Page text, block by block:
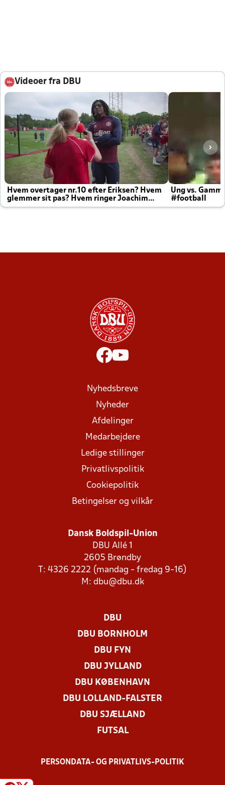
Videoer fra DBU
Hvem overtager nr.10 efter Eriksen? Hvem
glemmer sit pas? Hvem ringer Joachim
altid til efter kampe?
Ung vs.
#football
Nyhedsbreve
Nyheder
Afdelinger
Medarbejdere
Ledige stillinger
Privatlivspolitik
Cookiepolitik
Betingelser og vilkår
Dansk Boldspil-Union
DBU Allé 1
2605 Brøndby
T: 4326 2222 (mandag - fredag 9-16)
M: dbu@dbu.dk
DBU
DBU BORNHOLM
DBU FYN
DBU JYLLAND
DBU KØBENHAVN
DBU LOLLAND-FALSTER
DBU SJÆLLAND
FUTSAL
PERSONDATA- OG PRIVATLIVS-POLITIK